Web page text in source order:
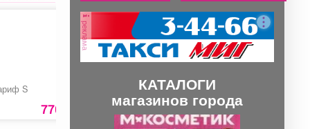
S
770 руб.
Газлифт с
доводчиком
260 руб.
2.4 / 5 ГГц
реклама
КАТАЛОГИ
магазинов города